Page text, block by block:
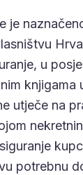
je
u
knjigama
utječe na
potrebnu